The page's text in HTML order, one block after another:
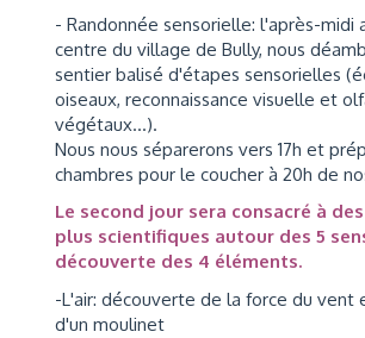
- Randonnée sensorielle: l'après-midi
centre du village de Bully, nous
sentier balisé d'étapes sensorielles
oiseaux, reconnaissance visuelle et
végétaux...).
Nous nous séparerons vers 17h et
chambres pour le coucher à 20h de
Le second jour sera consacré à
plus scientifiques autour des 5
découverte des 4 éléments.
-L'air: découverte de la force du vent
d'un moulinet